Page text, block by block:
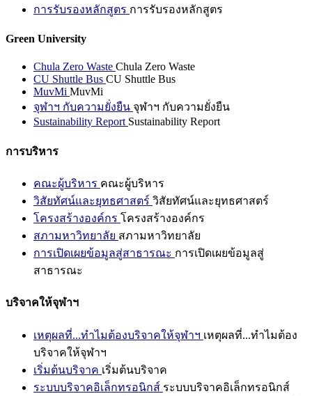
การรับรองหลักสูตร การรับรองหลักสูตร
Green University
Chula Zero Waste Chula Zero Waste
CU Shuttle Bus CU Shuttle Bus
MuvMi MuvMi
จุฬาฯ กับความยั่งยืน จุฬาฯ กับความยั่งยืน
Sustainability Report Sustainability Report
การบริหาร
คณะผู้บริหาร คณะผู้บริหาร
วิสัยทัศน์และยุทธศาสตร์ วิสัยทัศน์และยุทธศาสตร์
โครงสร้างองค์กร โครงสร้างองค์กร
สภามหาวิทยาลัย สภามหาวิทยาลัย
การเปิดเผยข้อมูลสู่สาธารณะ การเปิดเผยข้อมูลสู่
สาธารณะ
บริจาคให้จุฬาฯ
เหตุผลที่...ทำไมต้องบริจาคให้จุฬาฯ เหตุผลที่...ทำไมต้อง
บริจาคให้จุฬาฯ
เริ่มต้นบริจาค เริ่มต้นบริจาค
ระบบบริจาคอิเล็กทรอนิกส์ ระบบบริจาคอิเล็กทรอนิกส์